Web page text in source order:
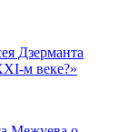
Дзерманта
м веке?»